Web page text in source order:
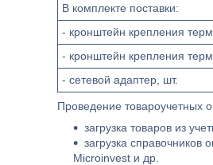
В комплекте поставки:
- кронштейн крепления
- кронштейн крепления
- сетевой адаптер, шт.
Проведение товароучетных
загрузка товаров из
загрузка справочников
Microinvest и др.